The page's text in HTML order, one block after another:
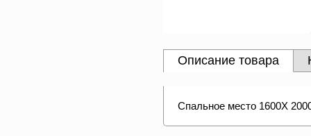
Описание товара
Спальное место 1600Х